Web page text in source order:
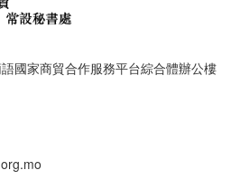
國家商貿合作服務平台綜合體辦公樓